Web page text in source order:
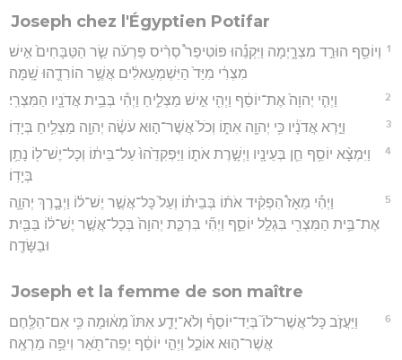
Joseph chez l'Égyptien Potifar
1 וְיוֹסֵ֖ף הוּרַ֣ד מִצְרָ֑יְמָה וַיִּקְנֵ֡הוּ פּוֹטִיפַר֩ סְרִ֨יס פַּרְעֹ֜ה שַׂ֤ר הַטַּבָּחִים֙ אִ֣ישׁ
מִצְרִ֔י מִיַּד֙ הַיִּשְׁמְעֵאלִ֔ים אֲשֶׁ֥ר הוֹרִדֻ֖הוּ שָֽׁמָּה׃
2 וַיְהִ֤י יְהוָה֙ אֶת־יוֹסֵ֔ף וַיְהִ֖י אִ֣ישׁ מַצְלִ֑יחַ וַיְהִ֕י בְּבֵ֥ית אֲדֹנָ֖יו הַמִּצְרִֽי׃
3 וַיַּ֣רְא אֲדֹנָ֔יו כִּ֥י יְהוָ֖ה אִתּ֑וֹ וְכֹל֙ אֲשֶׁר־ה֣וּא עֹשֶׂ֔ה יְהוָ֖ה מַצְלִ֥יחַ בְּיָדֽוֹ׃
4
וַיִּמְצָ֨א יוֹסֵ֥ף חֵ֛ן בְּעֵינָ֖יו וַיְשָׁ֣רֶת אֹת֑וֹ וַיַּפְקִדֵ֙הוּ֙ עַל־בֵּית֔וֹ וְכָל־יֶשׁ־ל֖וֹ נָתַ֥ן
בְּיָדֽוֹ׃
5
וַיְהִ֡י מֵאָז֩ הִפְקִ֨יד אֹת֜וֹ בְּבֵית֗וֹ וְעַל֙ כָּל־אֲשֶׁ֣ר יֶשׁ־ל֔וֹ וַיְבָ֧רֶךְ יְהוָ֛ה
אֶת־בֵּ֥ית הַמִּצְרִ֖י בִּגְלַ֣ל יוֹסֵ֑ף וַיְהִ֞י בִּרְכַּ֤ת יְהוָה֙ בְּכָל־אֲשֶׁ֣ר יֶשׁ־ל֔וֹ בַּבַּ֖יִת
וּבַשָּׂדֶֽה׃
Joseph et la femme de son maître
6
וַיַּעֲזֹ֣ב כָּל־אֲשֶׁר־לוֹ֮ בְּיַד־יוֹסֵף֒ וְלֹא־יָדַ֤ע אִתּוֹ֙ מְא֔וּמָה כִּ֥י אִם־הַלֶּ֖חֶם
אֲשֶׁר־ה֣וּא אוֹכֵ֑ל וַיְהִ֣י יוֹסֵ֔ף יְפֵה־תֹ֖אַר וִיפֵ֥ה מַרְאֶֽה׃